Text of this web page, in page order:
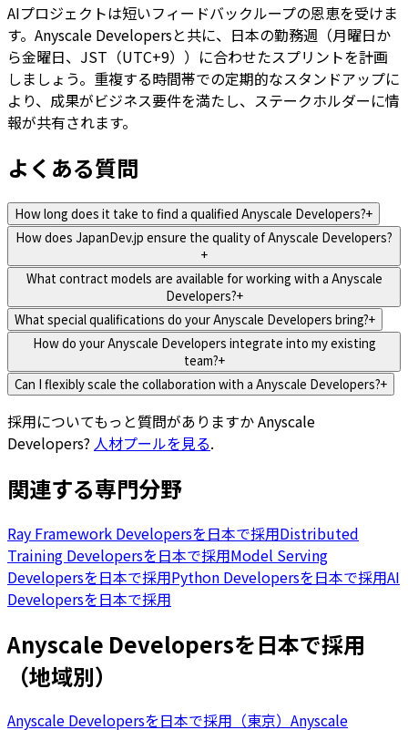
AIプロジェクトは短いフィードバックループの恩恵を受けま
す。Anyscale Developersと共に、日本の勤務週（月曜日か
ら金曜日、JST（UTC+9））に合わせたスプリントを計画
しましょう。重複する時間帯での定期的なスタンドアップに
より、成果がビジネス要件を満たし、ステークホルダーに情
報が共有されます。
よくある質問
How long does it take to find a qualified Anyscale Developers?+
How does JapanDev.jp ensure the quality of Anyscale Developers?
+
What contract models are available for working with a Anyscale
Developers?+
What special qualifications do your Anyscale Developers bring?+
How do your Anyscale Developers integrate into my existing
team?+
Can I flexibly scale the collaboration with a Anyscale Developers?+
採用についてもっと質問がありますかAnyscale
Developers? 人材プールを見る.
関連する専門分野
Ray Framework Developersを日本で採用Distributed
Training Developersを日本で採用Model Serving
Developersを日本で採用Python Developersを日本で採用AI
Developersを日本で採用
Anyscale Developersを日本で採用
（地域別）
Anyscale Developersを日本で採用（東京） Anyscale